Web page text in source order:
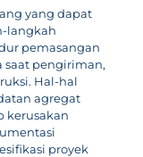
yang dapat
langkah
pemasangan
saat pengiriman,
Hal-hal
agregat
kerusakan
proyek